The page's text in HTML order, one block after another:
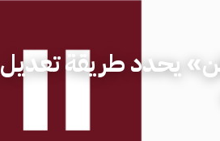
يحدد طريقة تعديل